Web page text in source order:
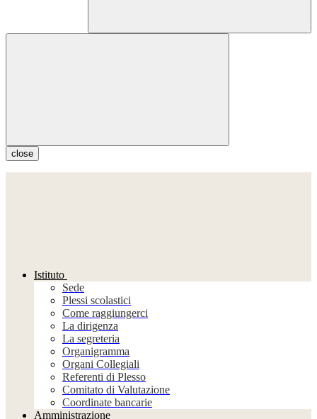
close
Istituto
Sede
Plessi scolastici
Come raggiungerci
La dirigenza
La segreteria
Organigramma
Organi Collegiali
Referenti di Plesso
Comitato di Valutazione
Coordinate bancarie
Amministrazione